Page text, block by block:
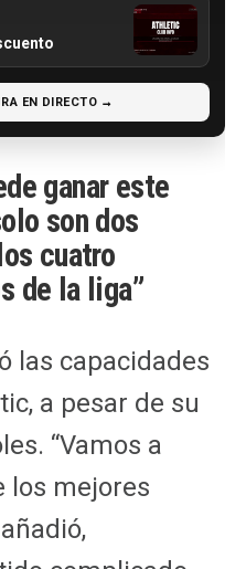
EN DIRECTO →
ganar este
son dos
cuatro
de la liga”
las capacidades
a pesar de su
“Vamos a
los mejores